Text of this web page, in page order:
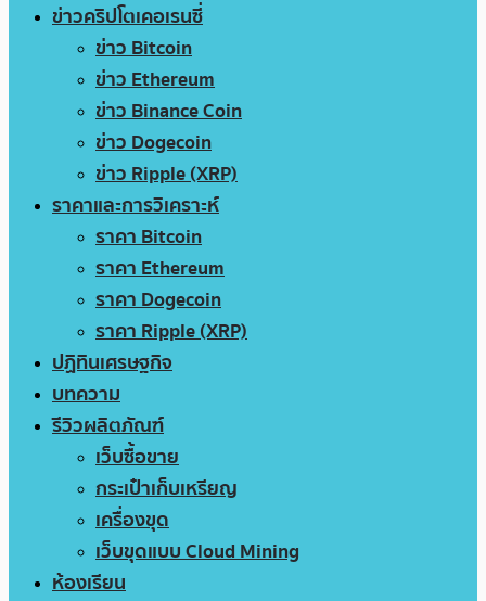
ข่าวคริปโตเคอเรนซี่
ข่าว Bitcoin
ข่าว Ethereum
ข่าว Binance Coin
ข่าว Dogecoin
ข่าว Ripple (XRP)
ราคาและการวิเคราะห์
ราคา Bitcoin
ราคา Ethereum
ราคา Dogecoin
ราคา Ripple (XRP)
ปฏิทินเศรษฐกิจ
บทความ
รีวิวผลิตภัณฑ์
เว็บซื้อขาย
กระเป๋าเก็บเหรียญ
เครื่องขุด
เว็บขุดแบบ Cloud Mining
ห้องเรียน